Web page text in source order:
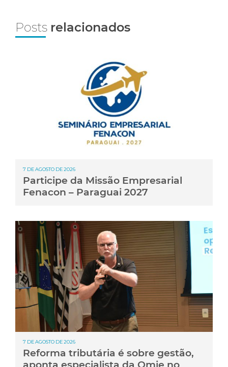
Posts relacionados
7 DE AGOSTO DE 2026
Participe da Missão Empresarial
Fenacon – Paraguai 2027
7 DE AGOSTO DE 2026
Reforma tributária é sobre gestão,